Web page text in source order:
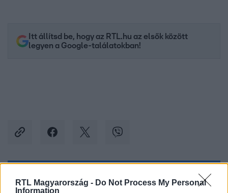
RTL Magyarország - Do Not Process My Personal
Information
Itt állítsd be, hogy az RTL.hu az elsők között
legyen a Google-találatokban!
Kövess minket, és értesülj a friss hírekről a